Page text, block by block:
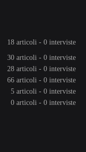
18 articoli - 0 interviste
30 articoli - 0 interviste
28 articoli - 0 interviste
66 articoli - 0 interviste
5 articoli - 0 interviste
0 articoli - 0 interviste